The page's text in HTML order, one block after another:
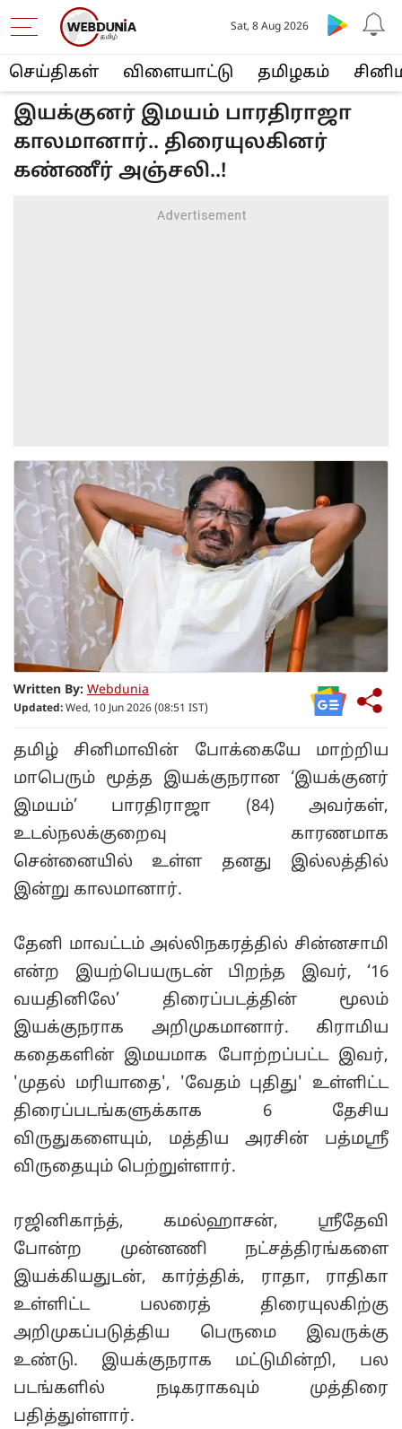
செய்திகள் விளையா‌ட்டு த‌மிழக‌ம்
Sat, 8 Aug 2026
இயக்குனர் இமயம் பாரதிராஜா
காலமானார்.. திரையுலகினர்
கண்ணீர் அஞ்சலி..!
Written By: Webdunia
Updated: Wed, 10 Jun 2026 (08:51 IST)
தமிழ் சினிமாவின் போக்கையே மாற்றிய
மாபெரும் மூத்த இயக்குநரான ‘இயக்குனர்
இமயம்’ பாரதிராஜா (84) அவர்கள்,
உடல்நலக்குறைவு காரணமாக
சென்னையில் உள்ள தனது இல்லத்தில்
இன்று காலமானார்.
தேனி மாவட்டம் அல்லிநகரத்தில் சின்னசாமி
என்ற இயற்பெயருடன் பிறந்த இவர், ‘16
வயதினிலே’ திரைப்படத்தின் மூலம்
இயக்குநராக அறிமுகமானார். கிராமிய
கதைகளின் இமயமாக போற்றப்பட்ட இவர்,
'முதல் மரியாதை', 'வேதம் புதிது' உள்ளிட்ட
திரைப்படங்களுக்காக 6 தேசிய
விருதுகளையும், மத்திய அரசின் பத்மஸ்ரீ
விருதையும் பெற்றுள்ளார்.
ரஜினிகாந்த், கமல்ஹாசன், ஸ்ரீதேவி
போன்ற முன்னணி நட்சத்திரங்களை
இயக்கியதுடன், கார்த்திக், ராதா, ராதிகா
உள்ளிட்ட பலரைத் திரையுலகிற்கு
அறிமுகப்படுத்திய பெருமை இவருக்கு
உண்டு. இயக்குநராக மட்டுமின்றி, பல
படங்களில் நடிகராகவும் முத்திரை
பதித்துள்ளார்.